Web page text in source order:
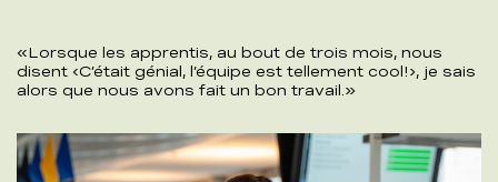
«Lorsque les apprentis, au bout de trois mois, nous
disent ‹C’était génial, l’équipe est tellement cool!›, je sais
alors que nous avons fait un bon travail.»